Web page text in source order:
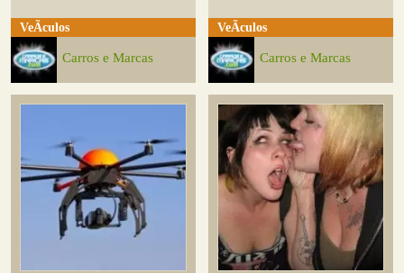
VeÃ­culos
Carros e Marcas
VeÃ­culos
Carros e Marcas